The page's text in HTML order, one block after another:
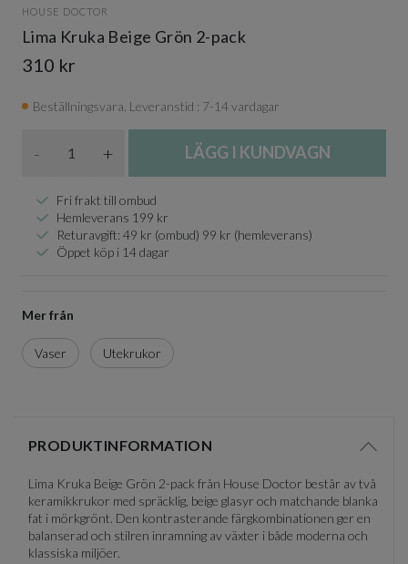
HOUSE DOCTOR
Lima Kruka Beige Grön 2-pack
310 kr
Beställningsvara. Leveranstid : 7-14 vardagar
- + LÄGG I KUNDVAGN
Fri frakt till ombud
Hemleverans 199 kr
Returavgift: 49 kr (ombud) 99 kr (hemleverans)
Öppet köp i 14 dagar
Mer från
Vaser Utekrukor
PRODUKTINFORMATION
Visa/
Lima Kruka Beige Grön 2-pack från House Doctor består av två
keramikkrukor med spräcklig, beige glasyr och matchande blanka
fat i mörkgrönt. Den kontrasterande färgkombinationen ger en
balanserad och stilren inramning av växter i både moderna och
klassiska miljöer.